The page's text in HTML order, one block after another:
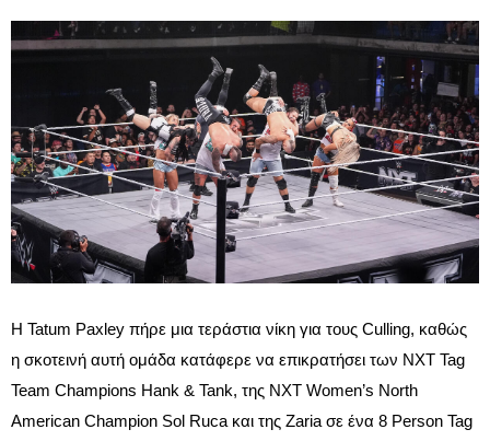
Η Tatum Paxley πήρε μια τεράστια νίκη για τους Culling, καθώς
η σκοτεινή αυτή ομάδα κατάφερε να επικρατήσει των NXT Tag
Team Champions Hank & Tank, της NXT Women’s North
American Champion Sol Ruca και της Zaria σε ένα 8 Person Tag